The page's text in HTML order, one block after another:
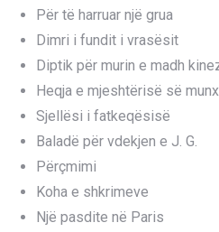
Për të harruar një grua
Dimri i fundit i vrasësit
Diptik për murin e madh
Heqja e mjeshtërisë së
Sjellësi i fatkeqësisë
Baladë për vdekjen e J. G.
Përçmimi
Koha e shkrimeve
Një pasdite në Paris